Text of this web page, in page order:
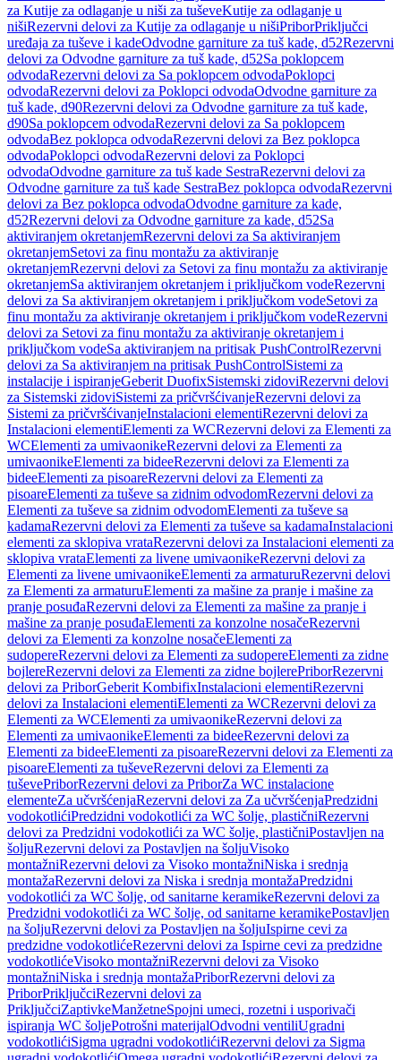
za Kutije za odlaganje u niši za tuševeKutije za odlaganje u
nišiRezervni delovi za Kutije za odlaganje u nišiPriborPriključci
uređaja za tuševe i kadeOdvodne garniture za tuš kade, d52Rezervni
delovi za Odvodne garniture za tuš kade, d52Sa poklopcem
odvodaRezervni delovi za Sa poklopcem odvodaPoklopci
odvodaRezervni delovi za Poklopci odvodaOdvodne garniture za
tuš kade, d90Rezervni delovi za Odvodne garniture za tuš kade,
d90Sa poklopcem odvodaRezervni delovi za Sa poklopcem
odvodaBez poklopca odvodaRezervni delovi za Bez poklopca
odvodaPoklopci odvodaRezervni delovi za Poklopci
odvodaOdvodne garniture za tuš kade SestraRezervni delovi za
Odvodne garniture za tuš kade SestraBez poklopca odvodaRezervni
delovi za Bez poklopca odvodaOdvodne garniture za kade,
d52Rezervni delovi za Odvodne garniture za kade, d52Sa
aktiviranjem okretanjemRezervni delovi za Sa aktiviranjem
okretanjemSetovi za finu montažu za aktiviranje
okretanjemRezervni delovi za Setovi za finu montažu za aktiviranje
okretanjemSa aktiviranjem okretanjem i priključkom vodeRezervni
delovi za Sa aktiviranjem okretanjem i priključkom vodeSetovi za
finu montažu za aktiviranje okretanjem i priključkom vodeRezervni
delovi za Setovi za finu montažu za aktiviranje okretanjem i
priključkom vodeSa aktiviranjem na pritisak PushControlRezervni
delovi za Sa aktiviranjem na pritisak PushControlSistemi za
instalacije i ispiranjeGeberit DuofixSistemski zidoviRezervni delovi
za Sistemski zidoviSistemi za pričvršćivanjeRezervni delovi za
Sistemi za pričvršćivanjeInstalacioni elementiRezervni delovi za
Instalacioni elementiElementi za WCRezervni delovi za Elementi za
WCElementi za umivaonikeRezervni delovi za Elementi za
umivaonikeElementi za bideeRezervni delovi za Elementi za
bideeElementi za pisoareRezervni delovi za Elementi za
pisoareElementi za tuševe sa zidnim odvodomRezervni delovi za
Elementi za tuševe sa zidnim odvodomElementi za tuševe sa
kadamaRezervni delovi za Elementi za tuševe sa kadamaInstalacioni
elementi za sklopiva vrataRezervni delovi za Instalacioni elementi za
sklopiva vrataElementi za livene umivaonikeRezervni delovi za
Elementi za livene umivaonikeElementi za armaturuRezervni delovi
za Elementi za armaturuElementi za mašine za pranje i mašine za
pranje posuđaRezervni delovi za Elementi za mašine za pranje i
mašine za pranje posuđaElementi za konzolne nosačeRezervni
delovi za Elementi za konzolne nosačeElementi za
sudopereRezervni delovi za Elementi za sudopereElementi za zidne
bojlereRezervni delovi za Elementi za zidne bojlerePriborRezervni
delovi za PriborGeberit KombifixInstalacioni elementiRezervni
delovi za Instalacioni elementiElementi za WCRezervni delovi za
Elementi za WCElementi za umivaonikeRezervni delovi za
Elementi za umivaonikeElementi za bideeRezervni delovi za
Elementi za bideeElementi za pisoareRezervni delovi za Elementi za
pisoareElementi za tuševeRezervni delovi za Elementi za
tuševePriborRezervni delovi za PriborZa WC instalacione
elementeZa učvršćenjaRezervni delovi za Za učvršćenjaPredzidni
vodokotlićiPredzidni vodokotlići za WC šolje, plastičniRezervni
delovi za Predzidni vodokotlići za WC šolje, plastičniPostavljen na
šoljuRezervni delovi za Postavljen na šoljuVisoko
montažniRezervni delovi za Visoko montažniNiska i srednja
montažaRezervni delovi za Niska i srednja montažaPredzidni
vodokotlići za WC šolje, od sanitarne keramikeRezervni delovi za
Predzidni vodokotlići za WC šolje, od sanitarne keramikePostavljen
na šoljuRezervni delovi za Postavljen na šoljuIspirne cevi za
predzidne vodokotlićeRezervni delovi za Ispirne cevi za predzidne
vodokotlićeVisoko montažniRezervni delovi za Visoko
montažniNiska i srednja montažaPriborRezervni delovi za
PriborPriključciRezervni delovi za
PriključciZaptivkeManžetneSpojni umeci, rozetni i usporivači
ispiranja WC šoljePotrošni materijalOdvodni ventiliUgradni
vodokotlićiSigma ugradni vodokotlićiRezervni delovi za Sigma